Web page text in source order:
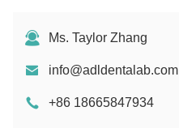
Ms. Taylor Zhang
info@adldentalab.com
+86 18665847934